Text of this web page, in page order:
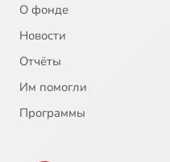
О фонде
Новости
Отчёты
Им помогли
Программы